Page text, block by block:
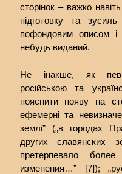
сторінок – важко
підготовку та
пофондовим описом
небудь виданий.
Не інакше, як
російською та
пояснити появу на
ефемерні та
землі” („в городах
других славянских
претерпевало
изменения…” [7]);